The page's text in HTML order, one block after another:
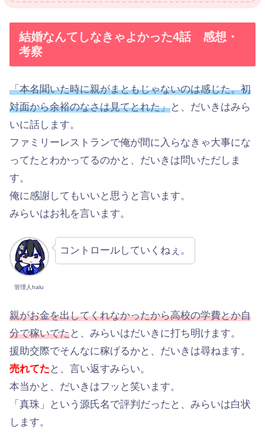
結婚なんてしなきゃよかった4話 感想・
考察
「本名聞いた時に親がまともじゃないのは感じた。初
対面から余裕のなさは見てとれた」と、だいきはみら
いに話します。
ファミリーレストランで俺が間に入らなきゃ大事にな
ってたとわかってるのかと、だいきは問いただしま
す。
俺に感謝してもいいと思うと言います。
みらいはお礼を言います。
管理人halu
コントロールしていくねぇ。
親がお金を出してくれなかったから高校の学費とか自
分で稼いでたと、みらいはだいきに打ち明けます。
援助交際でそんなに稼げるかと、だいきは尋ねます。
売れてた と、言い返すみらい。
本当かと、だいきはフッと笑います。
「真珠」という源氏名で評判だったと、みらいは白状
します。